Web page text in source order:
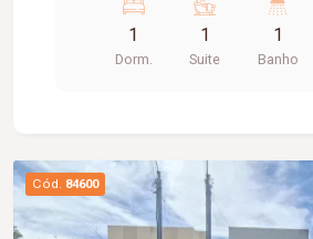
para quem deseja morar em um
funcional e bem distribuído. Agende uma visita e
conheça este imóvel. Entre em
1
Dorm.
1
Suite
1
Banho
Cód. 84600